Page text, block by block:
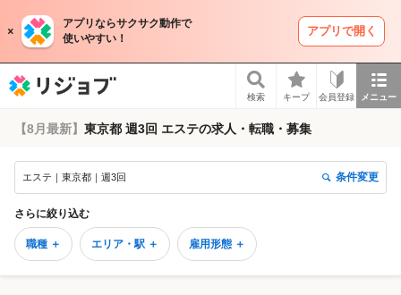
アプリならサクサク動作で
使いやすい！
アプリで開く
検索 キープ 会員登録 メニュー
【8月最新】 東京都 週3回 エステの求人・転職・募集
エステ｜東京都｜週3回 条件変更
さらに絞り込む
職種 ＋ エリア・駅 ＋ 雇用形態 ＋